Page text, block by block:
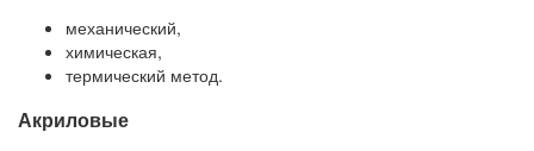
механический,
химическая,
термический метод.
Акриловые